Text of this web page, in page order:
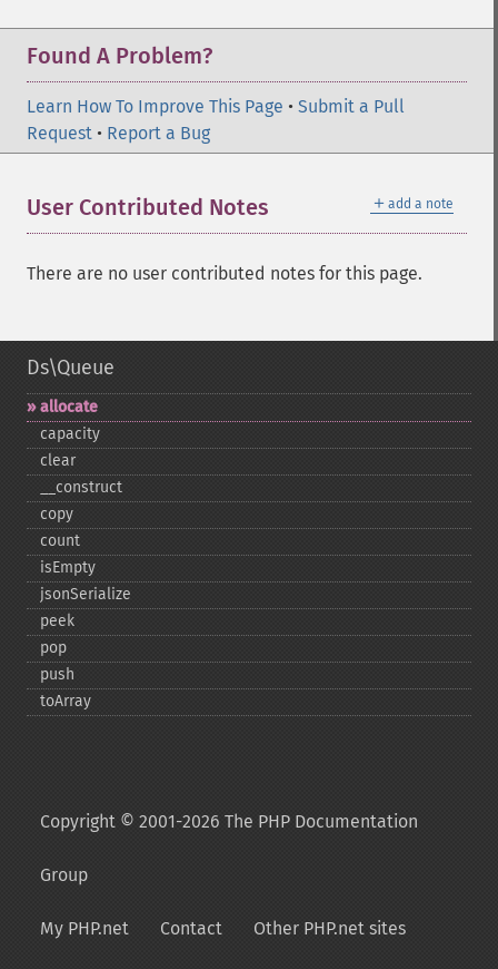
Found A Problem?
Learn How To Improve This Page • Submit a Pull
Request • Report a Bug
＋ add a note
User Contributed Notes
There are no user contributed notes for this page.
Ds\Queue
allocate
capacity
clear
_​_​construct
copy
count
isEmpty
jsonSerialize
peek
pop
push
toArray
Copyright © 2001-2026 The PHP Documentation
Group
My PHP.net Contact Other PHP.net sites